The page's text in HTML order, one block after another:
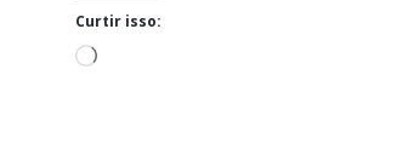
Curtir isso:
Carregando...